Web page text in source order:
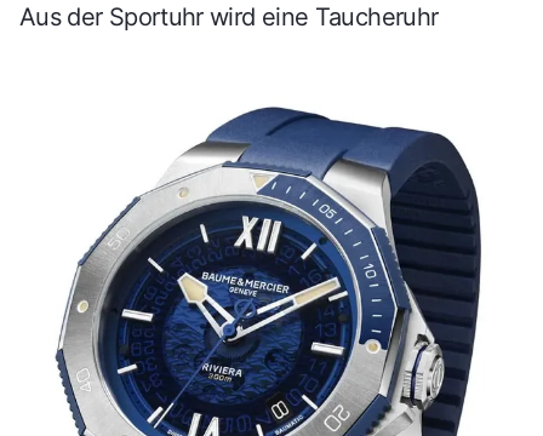
Aus der Sportuhr wird eine Taucheruhr